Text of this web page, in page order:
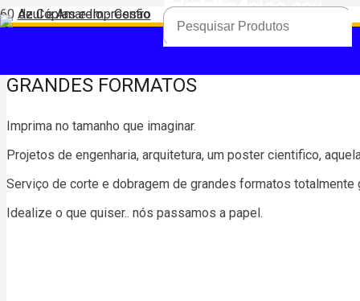
Produto
foi adicionado ao seu carrinho.
GRANDES FORMATOS
Imprima no tamanho que imaginar.
Projetos de engenharia, arquitetura, um poster cientifico,
Serviço de corte e dobragem de grandes formatos totalmente
Idealize o que quiser.. nós passamos a papel.